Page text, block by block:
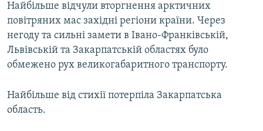
Найбільше відчули вторгнення арктичних
повітряних мас західні регіони країни. Через
негоду та сильні замети в Івано-Франківській,
Львівській та Закарпатській областях було
обмежено рух великогабаритного транспорту.
Найбільше від стихії потерпіла Закарпатська
область.